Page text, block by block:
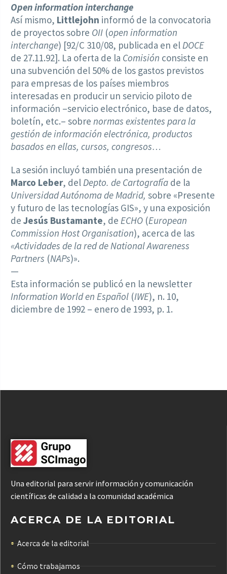
Open information interchange
Así mismo, Littlejohn informó de la convocatoria
de proyectos sobre OII (open information
interchange) [92/C 310/08, publicada en el DOCE
de 27.11.92]. La oferta de la Comisión consiste en
una subvención del 50% de los gastos previstos
para empresas de los países miembros
interesadas en producir un servicio piloto de
información –servicio electrónico, base de datos,
boletín, etc.– sobre normas existentes para la
gestión de información electrónica, productos
basados en ellas, cursos, congresos…
La sesión incluyó también una presentación de
Marco Leber, del Depto. de Cartografía de la
Universidad Autónoma de Madrid, sobre «Presente
y futuro de las tecnologías GIS», y una exposición
de Jesús Bustamante, de ECHO (European
Commission Host Organisation), acerca de las
«Actividades de la red de National Awareness
Partners (NAPs)».
—
Esta información se publicó en la newsletter
Information World en Español (IWE), n. 10,
diciembre de 1992 – enero de 1993, p. 1.
Una editorial para servir información y comunicación
científicas de calidad a la comunidad académica
ACERCA DE LA EDITORIAL
Acerca de la editorial
Cómo trabajamos